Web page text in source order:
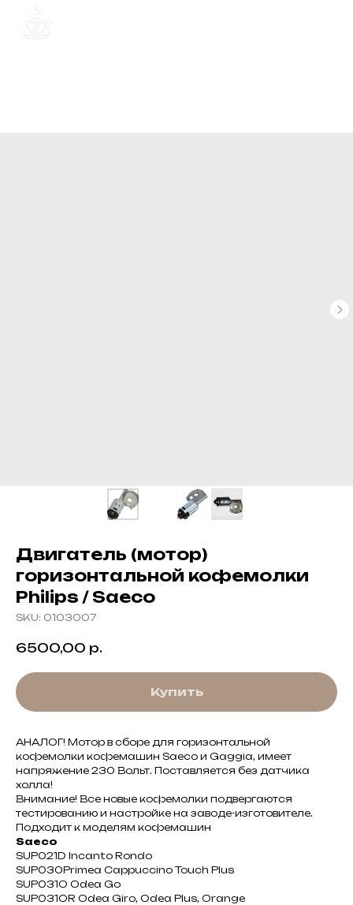
Двигатель (мотор)
горизонтальной кофемолки
Philips / Saeco
SKU: 0103007
6500,00 р.
Купить
АНАЛОГ! Мотор в сборе для горизонтальной
кофемолки кофемашин Saeco и Gaggia, имеет
напряжение 230 Вольт. Поставляется без датчика
холла!
Внимание! Все новые кофемолки подвергаются
тестированию и настройке на заводе-изготовителе.
Подходит к моделям кофемашин
Saeco
SUP021D Incanto Rondo
SUP030Primea Cappuccino Touch Plus
SUP031O Odea Go
SUP031OR Odea Giro, Odea Plus, Orange